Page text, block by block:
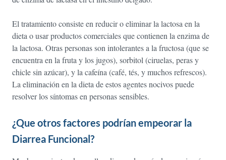
El tratamiento consiste en reducir o eliminar la lactosa en la
dieta o usar productos comerciales que contienen la enzima de
la lactosa. Otras personas son intolerantes a la fructosa (que se
encuentra en la fruta y los jugos), sorbitol (ciruelas, peras y
chicle sin azúcar), y la cafeína (café, tés, y muchos refrescos).
La eliminación en la dieta de estos agentes nocivos puede
resolver los síntomas en personas sensibles.
¿Que otros factores podrían empeorar la
Diarrea Funcional?